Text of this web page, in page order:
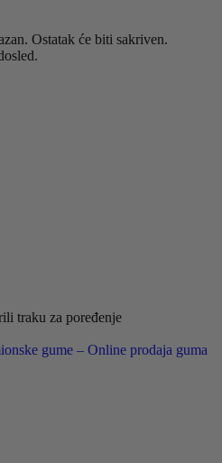
Ostatak će biti sakriven.
traku za poređenje